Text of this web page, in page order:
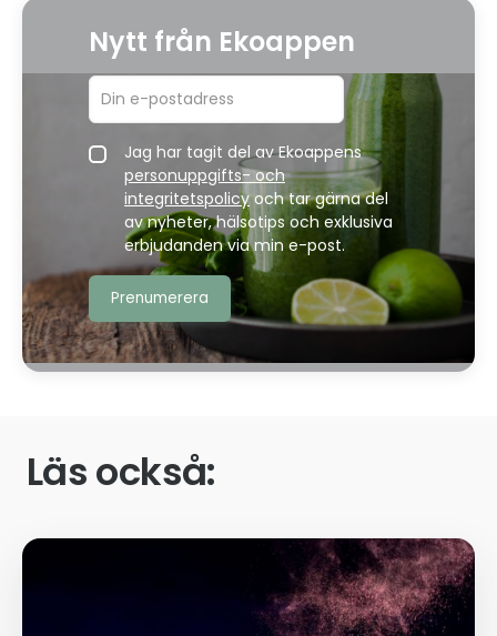
Nytt från Ekoappen
Jag har tagit del av Ekoappens
personuppgifts- och
integritetspolicyoch tar gärna del
av nyheter, hälsotips och exklusiva
erbjudanden via min e-post.
Läs också: